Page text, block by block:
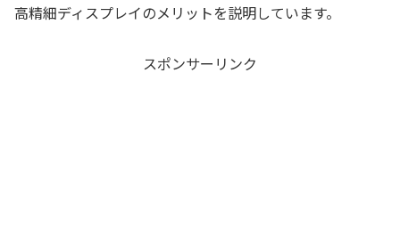
高精細ディスプレイのメリットを説明しています。
スポンサーリンク